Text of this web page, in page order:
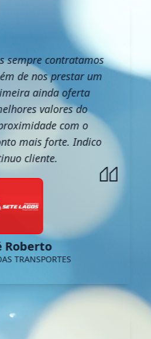
sempre contratamos
de nos prestar um
ainda oferta
valores do
com o
mais forte. Indico
cliente.
Roberto
TRANSPORTES